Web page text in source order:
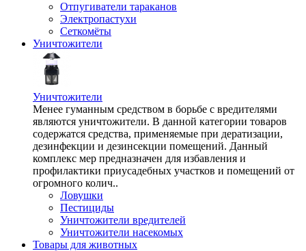
Отпугиватели тараканов
Электропастухи
Сеткомёты
Уничтожители
Уничтожители
Менее гуманным средством в борьбе с вредителями
являются уничтожители. В данной категории товаров
содержатся средства, применяемые при дератизации,
дезинфекции и дезинсекции помещений. Данный
комплекс мер предназначен для избавления и
профилактики приусадебных участков и помещений от
огромного колич..
Ловушки
Пестициды
Уничтожители вредителей
Уничтожители насекомых
Товары для животных